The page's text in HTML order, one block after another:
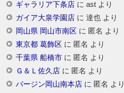
ギャラリア下条店に astより
ガイア大泉学園店に 達也より
岡山県 岡山市南区 に 匿名 より
東京都 葛飾区 に 匿名 より
千葉県 船橋市に 匿名 より
Ｇ＆Ｌ佐久店に 匿名 より
バージン岡山南本店に 匿名 より